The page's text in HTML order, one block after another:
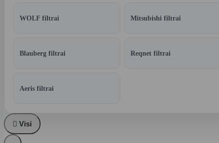
WOLF filtrai Mitsubishi filtrai
Blauberg filtrai Reqnet filtrai
Aeris filtrai
 Visi